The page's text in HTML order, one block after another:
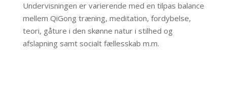
Undervisningen er varierende med en tilpas balance
mellem QiGong træning, meditation, fordybelse,
teori, gåture i den skønne natur i stilhed og
afslapning samt socialt fællesskab m.m.